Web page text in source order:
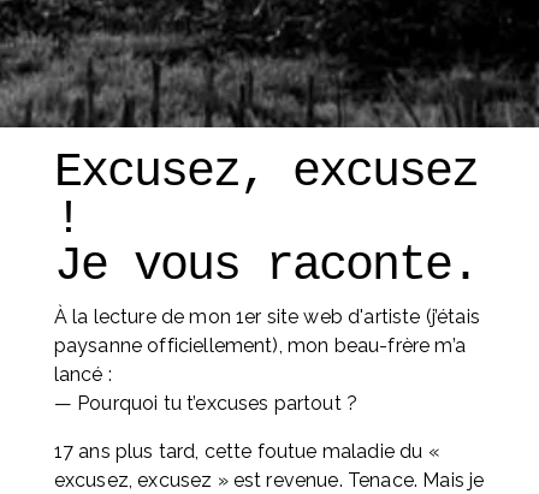
Excusez, excusez
!
À la lecture de mon 1er site web d'artiste (j’étais
paysanne officiellement), mon beau-frère m’a
lancé :
— Pourquoi tu t’excuses partout ?
17 ans plus tard, cette foutue maladie du «
excusez, excusez » est revenue. Tenace. Mais je